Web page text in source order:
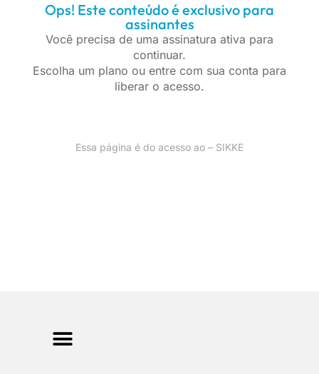
Ops! Este conteúdo é exclusivo para
assinantes
Você precisa de uma assinatura ativa para
continuar.
Escolha um plano ou entre com sua conta para
liberar o acesso.
Essa página é do acesso ao – SIKKE